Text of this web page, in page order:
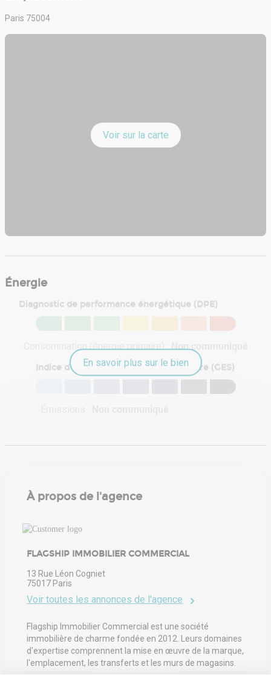
Paris 75004
Voir sur la carte
Énergie
Diagnostic de performance énergétique (DPE)
Consommation (énergie primaire) :Non communiqué
Indice d'émission de gaz à effet de serre (GES)
En savoir plus sur le bien
À propos de l'agence
FLAGSHIP IMMOBILIER COMMERCIAL
13 Rue Léon Cogniet
75017 Paris
Voir toutes les annonces de l'agence
Flagship Immobilier Commercial est une société
immobilière de charme fondée en 2012. Leurs domaines
d'expertise comprennent la mise en œuvre de la marque,
l'emplacement, les transferts et les murs de magasins.